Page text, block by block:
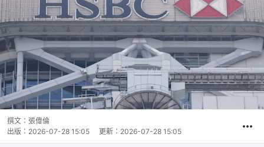
撰文： 張偉倫
出版： 2026-07-28 15:05 更新： 2026-07-28 15:05